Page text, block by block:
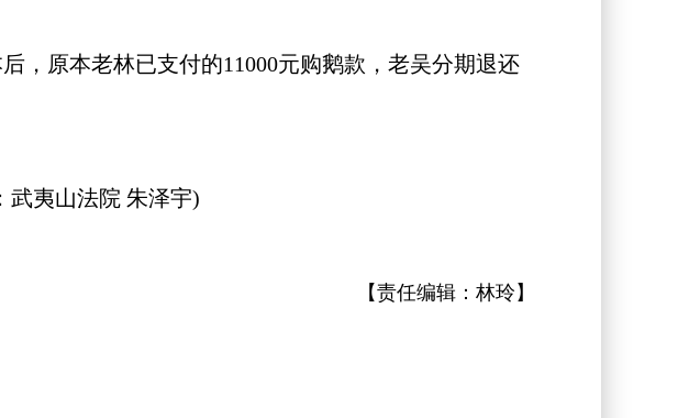
原本老林已支付的11000元购鹅款，老吴分期退还
夷山法院 朱泽宇)
【责任编辑： 林玲 】